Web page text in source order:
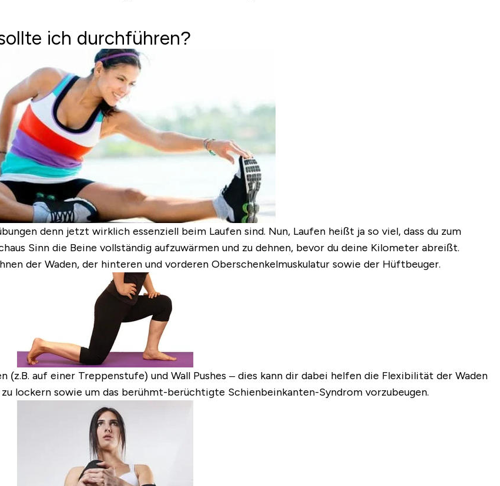
ich durchführen?
denn jetzt wirklich essenziell beim Laufen sind. Nun, Laufen heißt ja so viel, dass du zum
Sinn die Beine vollständig aufzuwärmen und zu dehnen, bevor du deine Kilometer abreißt.
der Waden, der hinteren und vorderen Oberschenkelmuskulatur sowie der Hüftbeuger.
(z.B. auf einer Treppenstufe) und Wall Pushes – dies kann dir dabei helfen die Flexibilität der Waden
lockern sowie um das berühmt-berüchtigte Schienbeinkanten-Syndrom vorzubeugen.